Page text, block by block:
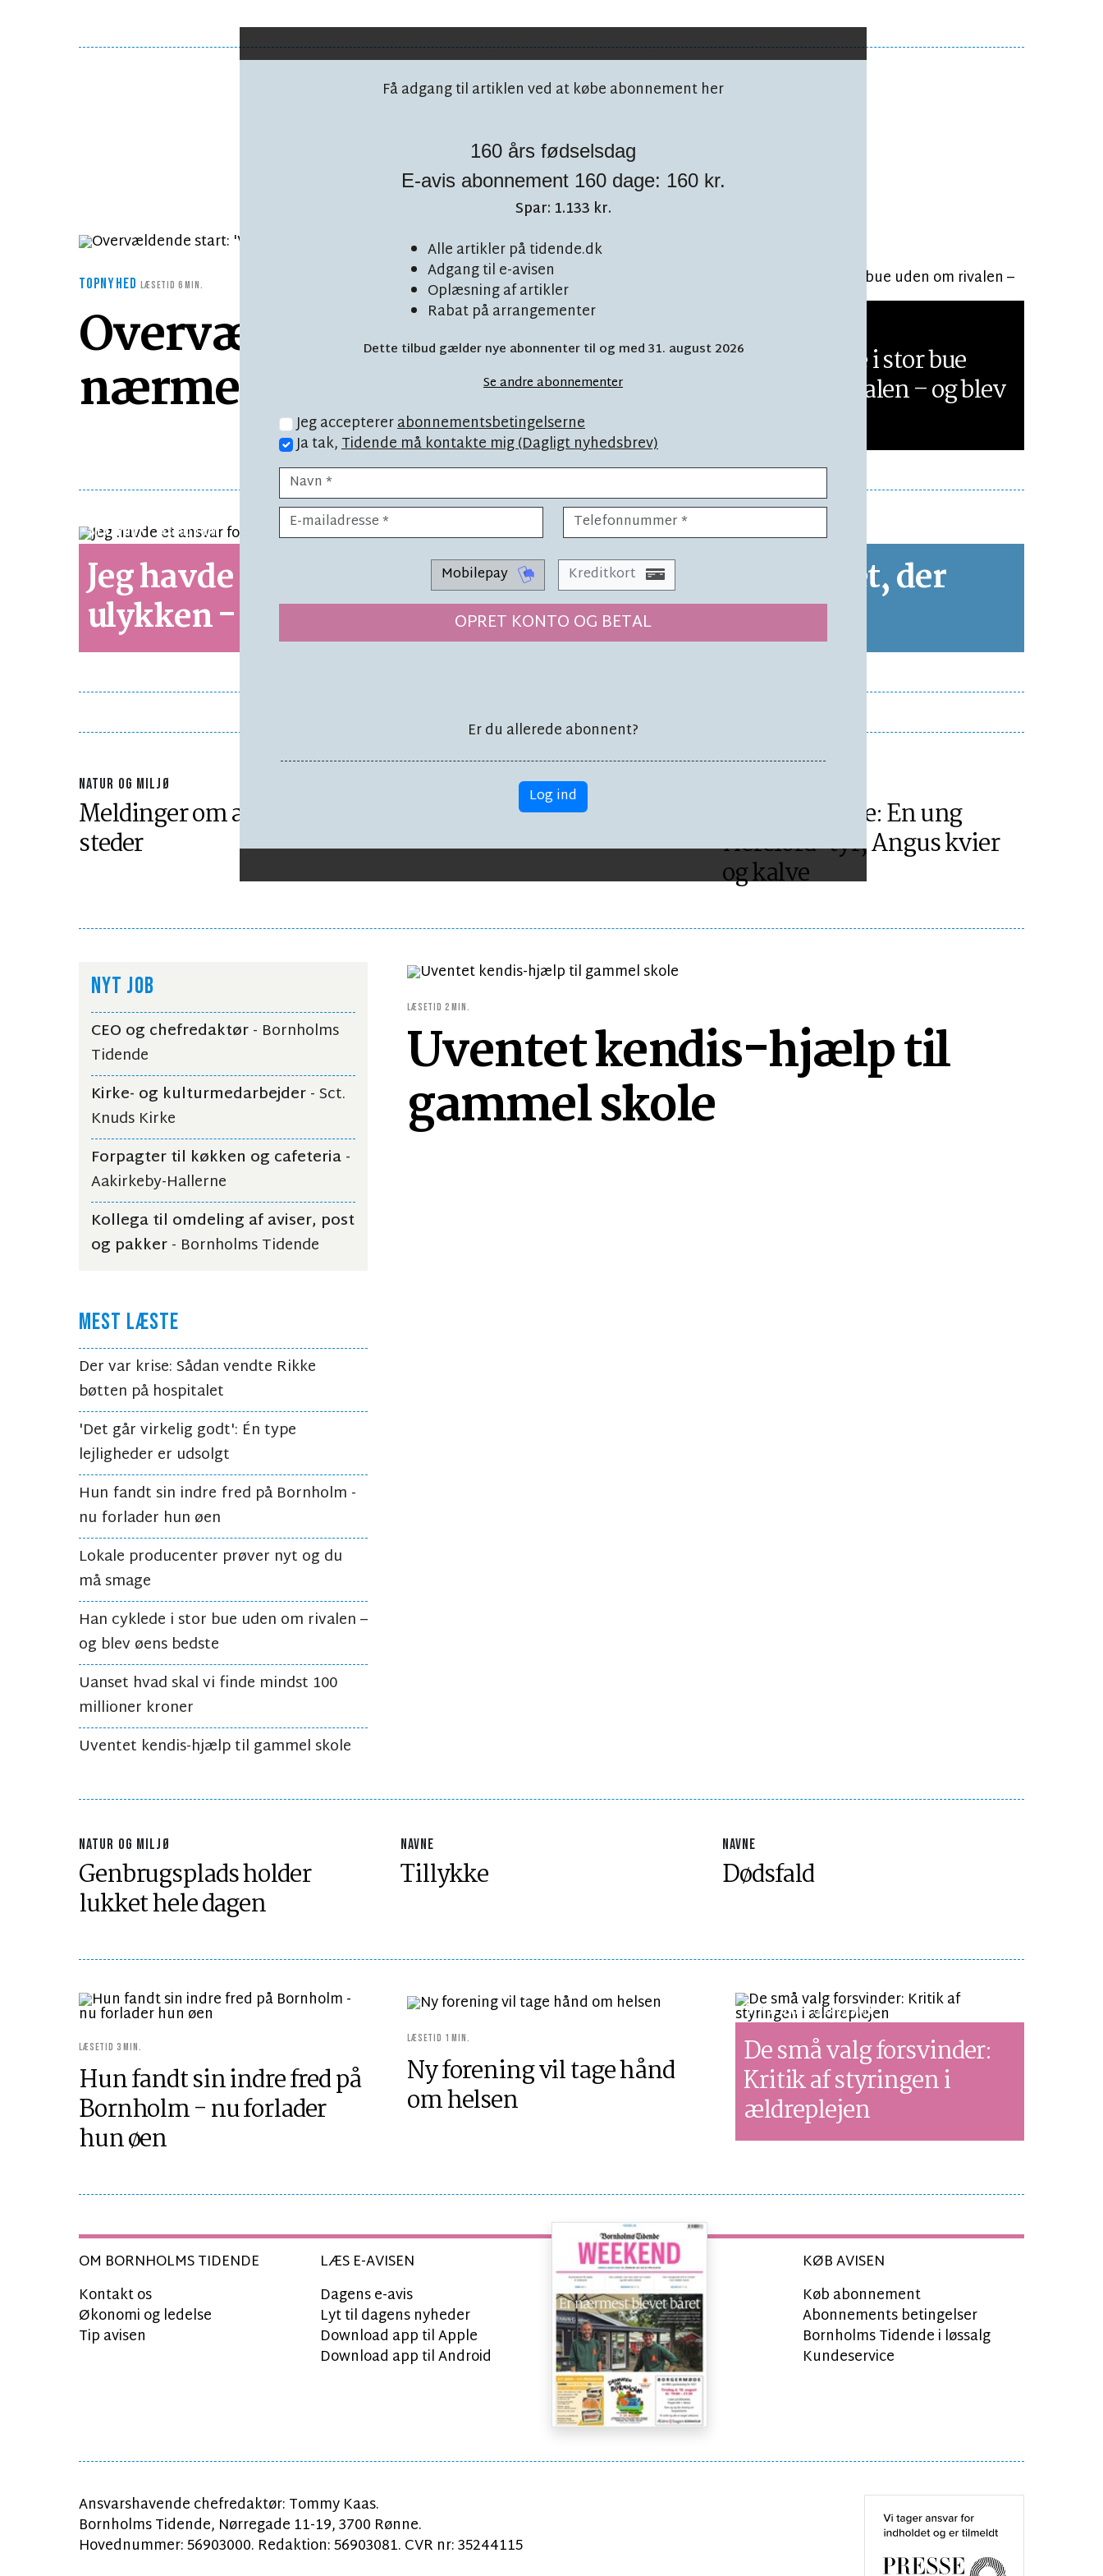
Få adgang til artiklen ved at købe abonnement her
160 års fødselsdag
E-avis abonnement 160 dage: 160 kr.
Spar: 1.133 kr.
Alle artikler på tidende.dk
Adgang til e-avisen
Oplæsning af artikler
Rabat på arrangementer
Dette tilbud gælder nye abonnenter til og med 31. august 2026
Se andre abonnementer
Jeg acceptererabonnementsbetingelserne
Ja tak,Tidende må kontakte mig (Dagligt nyhedsbrev)
Mobilepay Kreditkort
OPRET KONTO OG BETAL
Er du allerede abonnent?
Log ind
TOPNYHEDLÆSETID 6 MIN.
Overvældende start: 'Vi er
nærmest blevet båret' Han cyklede i stor bue
uden om rivalen – og blev
SYNSPUNKT LÆSETID 1 MIN.
Jeg havde et ansvar for
ulykken - men!
To streger under det, der
virker
NATUR OG MILJØ
Meldinger om alger flere
steder
Solen dominerer Dagens billede: En ung
Hereford-tyr, Angus kvier
og kalve
NYT JOB
CEO og chefredaktør- Bornholms
Tidende
Kirke- og kulturmedarbejder- Sct.
Knuds Kirke
Forpagter til køkken og cafeteria-
Aakirkeby-Hallerne
Kollega til omdeling af aviser, post
og pakker- Bornholms Tidende
MEST LÆSTE
Der var krise: Sådan vendte Rikke
bøtten på hospitalet
'Det går virkelig godt': Én type
lejligheder er udsolgt
Hun fandt sin indre fred på Bornholm -
nu forlader hun øen
Lokale producenter prøver nyt og du
må smage
Han cyklede i stor bue uden om rivalen –
og blev øens bedste
Uanset hvad skal vi finde mindst 100
millioner kroner
Uventet kendis-hjælp til gammel skole
LÆSETID 2 MIN.
Uventet kendis-hjælp til
gammel skole
NATUR OG MILJØ
Genbrugsplads holder
lukket hele dagen
NAVNE
Tillykke
NAVNE
Dødsfald
LÆSETID 3 MIN.
Hun fandt sin indre fred på
Bornholm - nu forlader
hun øen
LÆSETID 1 MIN.
Ny forening vil tage hånd
om helsen
SYNSPUNKTLÆSETID 4 MIN.
De små valg forsvinder:
Kritik af styringen i
ældreplejen
OM BORNHOLMS TIDENDE
Kontakt os
Økonomi og ledelse
Tip avisen
LÆS E-AVISEN
Dagens e-avis
Lyt til dagens nyheder
Download app til Apple
Download app til Android
KØB AVISEN
Køb abonnement
Abonnements betingelser
Bornholms Tidende i løssalg
Kundeservice
Ansvarshavende chefredaktør: Tommy Kaas.
Bornholms Tidende, Nørregade 11-19, 3700 Rønne.
Hovednummer: 56903000. Redaktion: 56903081. CVR nr: 35244115